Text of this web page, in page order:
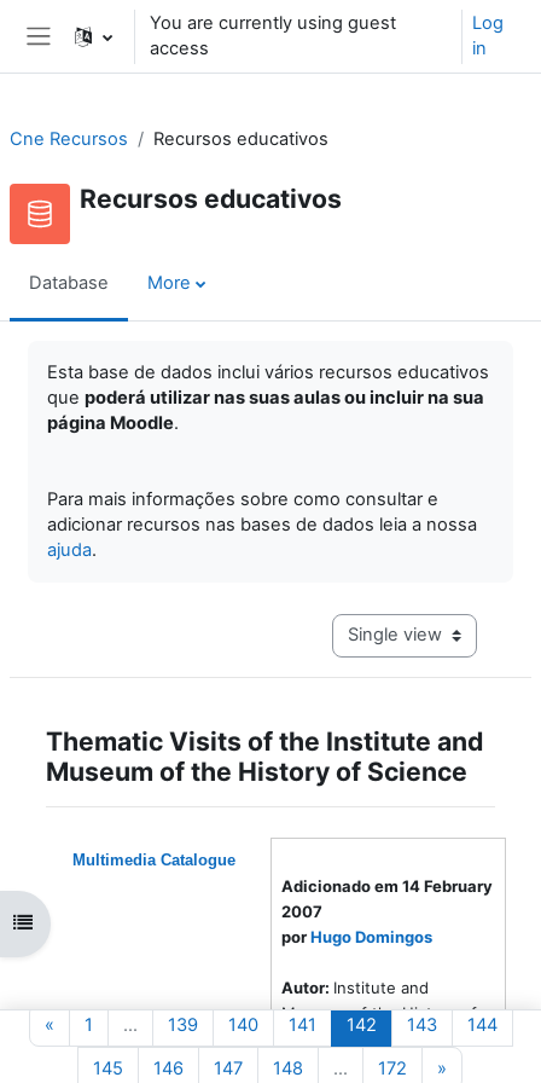
Skip to main content
Side panel
You are currently using guest
access
Log
in
Open course index
Cne Recursos Recursos educativos
Recursos educativos
Database More
Esta base de dados inclui vários recursos educativos
que poderá utilizar nas suas aulas ou incluir na sua
página Moodle.
Para mais informações sobre como consultar e
adicionar recursos nas bases de dados leia a nossa
ajuda.
View mode tertiary
Thematic Visits of the Institute and
Museum of the History of Science
Multimedia Catalogue
Adicionado em 14 February
2007
porHugo Domingos
Autor: Institute and
Museum of the History of
Science of Florence (ITA)
«Previous page
1 Page 1
… 139Page 139
140Page 140
141 Page 141
142Page 142
143Page 143
144
145 Page 145
146Page 146
147Page 147
148 Page 148
… 172 Page 172
»